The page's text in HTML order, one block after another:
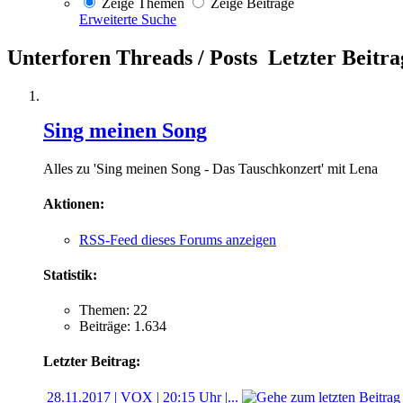
Zeige Themen
Zeige Beiträge
Erweiterte Suche
Unterforen Threads / Posts Letzter
Sing meinen Song
Alles zu 'Sing meinen Song - Das Tauschkonzert' mit Lena
Aktionen:
RSS-Feed dieses Forums anzeigen
Statistik:
Themen: 22
Beiträge: 1.634
Letzter Beitrag:
28.11.2017 | VOX | 20:15 Uhr |...